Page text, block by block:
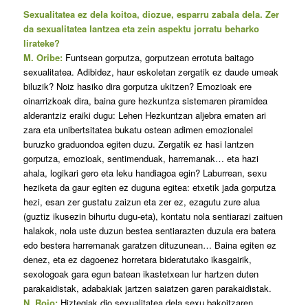
Sexualitatea ez dela koitoa, diozue, esparru zabala dela. Zer
da sexualitatea lantzea eta zein aspektu jorratu beharko
lirateke?
M. Oribe:Funtsean gorputza, gorputzean errotuta baitago
sexualitatea. Adibidez, haur eskoletan zergatik ez daude umeak
biluzik? Noiz hasiko dira gorputza ukitzen? Emozioak ere
oinarrizkoak dira, baina gure hezkuntza sistemaren piramidea
alderantziz eraiki dugu: Lehen Hezkuntzan aljebra ematen ari
zara eta unibertsitatea bukatu ostean adimen emozionalei
buruzko graduondoa egiten duzu. Zergatik ez hasi lantzen
gorputza, emozioak, sentimenduak, harremanak… eta hazi
ahala, logikari gero eta leku handiagoa egin? Laburrean, sexu
heziketa da gaur egiten ez duguna egitea: etxetik jada gorputza
hezi, esan zer gustatu zaizun eta zer ez, ezagutu zure alua
(guztiz ikusezin bihurtu dugu-eta), kontatu nola sentiarazi zaituen
halakok, nola uste duzun bestea sentiarazten duzula era batera
edo bestera harremanak garatzen dituzunean… Baina egiten ez
denez, eta ez dagoenez horretara bideratutako ikasgairik,
sexologoak gara egun batean ikastetxean lur hartzen duten
parakaidistak, adabakiak jartzen saiatzen garen parakaidistak.